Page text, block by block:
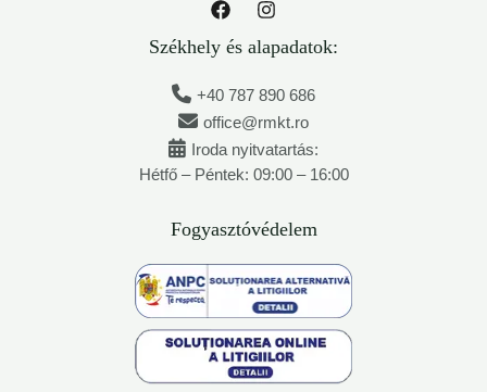
Székhely és alapadatok:
+40 787 890 686
office@rmkt.ro
Iroda nyitvatartás:
Hétfő – Péntek: 09:00 – 16:00
Fogyasztóvédelem